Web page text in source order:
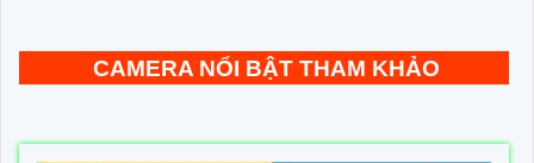
CAMERA NỔI BẬT THAM KHẢO